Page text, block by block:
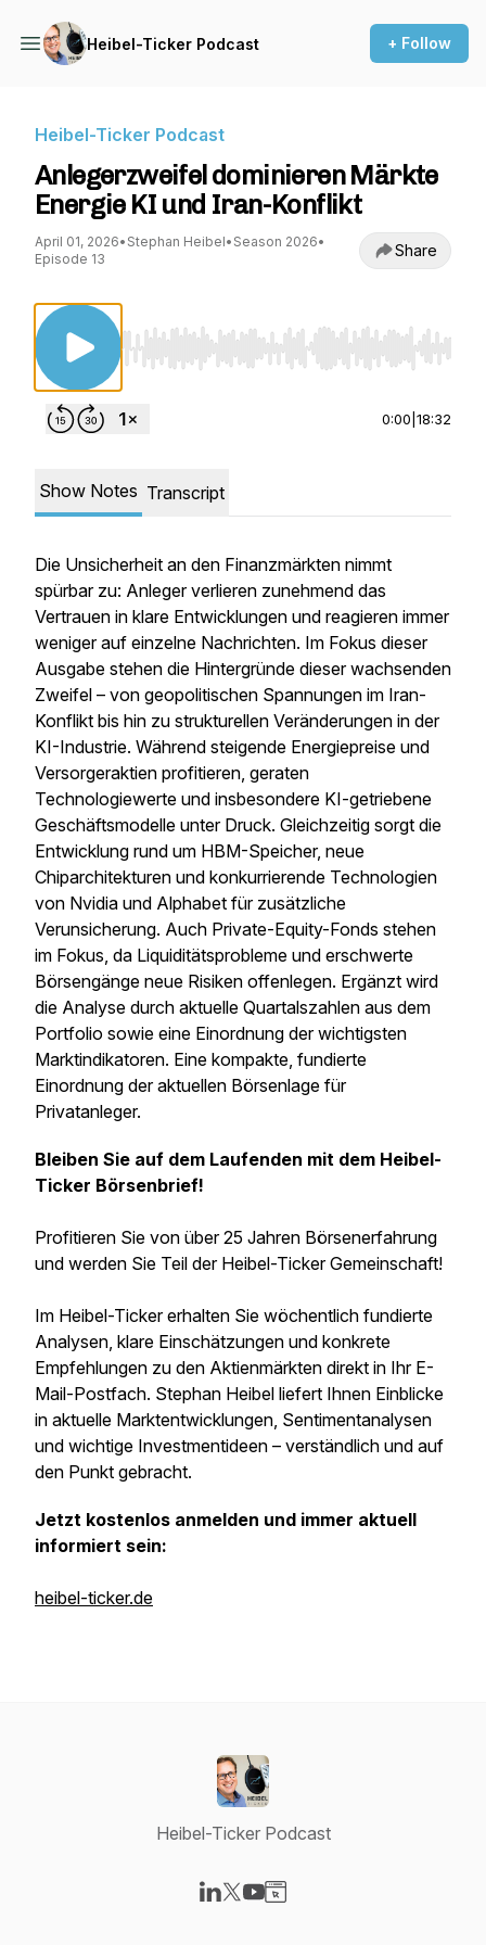
Heibel-Ticker Podcast + Follow
Heibel-Ticker Podcast
Anlegerzweifel dominieren Märkte
Energie KI und Iran-Konflikt
April 01, 2026• Stephan Heibel• Season 2026•
Episode 13
Share
Use Left/Right to seek, Home/End to jump
0:00 18:32
Show Notes Transcript
Die Unsicherheit an den Finanzmärkten nimmt
spürbar zu: Anleger verlieren zunehmend das
Vertrauen in klare Entwicklungen und reagieren immer
weniger auf einzelne Nachrichten. Im Fokus dieser
Ausgabe stehen die Hintergründe dieser wachsenden
Zweifel – von geopolitischen Spannungen im Iran-
Konflikt bis hin zu strukturellen Veränderungen in der
KI-Industrie. Während steigende Energiepreise und
Versorgeraktien profitieren, geraten
Technologiewerte und insbesondere KI-getriebene
Geschäftsmodelle unter Druck. Gleichzeitig sorgt die
Entwicklung rund um HBM-Speicher, neue
Chiparchitekturen und konkurrierende Technologien
von Nvidia und Alphabet für zusätzliche
Verunsicherung. Auch Private-Equity-Fonds stehen
im Fokus, da Liquiditätsprobleme und erschwerte
Börsengänge neue Risiken offenlegen. Ergänzt wird
die Analyse durch aktuelle Quartalszahlen aus dem
Portfolio sowie eine Einordnung der wichtigsten
Marktindikatoren. Eine kompakte, fundierte
Einordnung der aktuellen Börsenlage für
Privatanleger.
Bleiben Sie auf dem Laufenden mit dem Heibel-
Ticker Börsenbrief!
Profitieren Sie von über 25 Jahren Börsenerfahrung
und werden Sie Teil der Heibel-Ticker Gemeinschaft!
Im Heibel-Ticker erhalten Sie wöchentlich fundierte
Analysen, klare Einschätzungen und konkrete
Empfehlungen zu den Aktienmärkten direkt in Ihr E-
Mail-Postfach. Stephan Heibel liefert Ihnen Einblicke
in aktuelle Marktentwicklungen, Sentimentanalysen
und wichtige Investmentideen – verständlich und auf
den Punkt gebracht.
Jetzt kostenlos anmelden und immer aktuell
informiert sein:
heibel-ticker.de
Heibel-Ticker Podcast